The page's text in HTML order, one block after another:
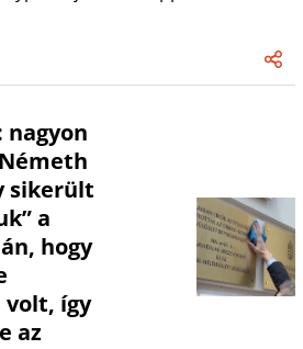
sikerült
a
hogy
volt, így
az